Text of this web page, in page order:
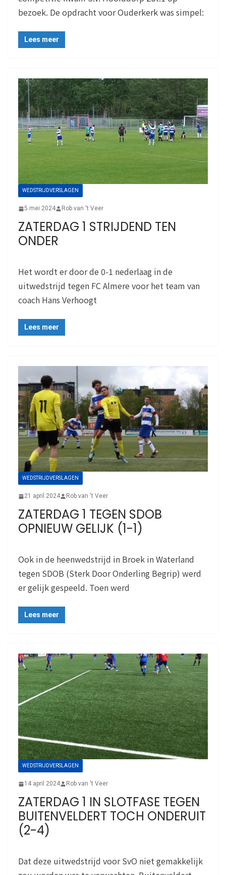
bezoek. De opdracht voor Ouderkerk was simpel:
Lees meer
WEDSTRIJDVERSLAGEN
5 mei 2024 Rob van 't Veer
ZATERDAG 1 STRIJDEND TEN
ONDER
Het wordt er door de 0-1 nederlaag in de
uitwedstrijd tegen FC Almere voor het team van
coach Hans Verhoogt
Lees meer
WEDSTRIJDVERSLAGEN
21 april 2024 Rob van 't Veer
ZATERDAG 1 TEGEN SDOB
OPNIEUW GELIJK (1-1)
Ook in de heenwedstrijd in Broek in Waterland
tegen SDOB (Sterk Door Onderling Begrip) werd
er gelijk gespeeld. Toen werd
Lees meer
WEDSTRIJDVERSLAGEN
14 april 2024 Rob van 't Veer
ZATERDAG 1 IN SLOTFASE TEGEN
BUITENVELDERT TOCH ONDERUIT
(2-4)
Dat deze uitwedstrijd voor SvO niet gemakkelijk